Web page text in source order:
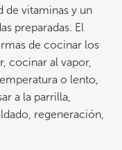
de vitaminas y un
preparadas. El
de cocinar los
cocinar al vapor,
o lento,
a la parrilla,
regeneración,